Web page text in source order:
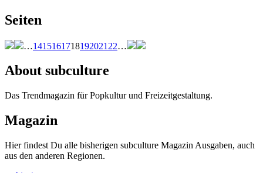
Seiten
…1415161718192021 22…
About subculture
Das Trendmagazin für Popkultur und Freizeitgestaltung.
Magazin
Hier findest Du alle bisherigen subculture Magazin Ausgaben, auch
aus den anderen Regionen.